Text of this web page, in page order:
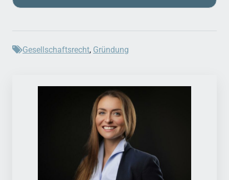
Gesellschaftsrecht, Gründung